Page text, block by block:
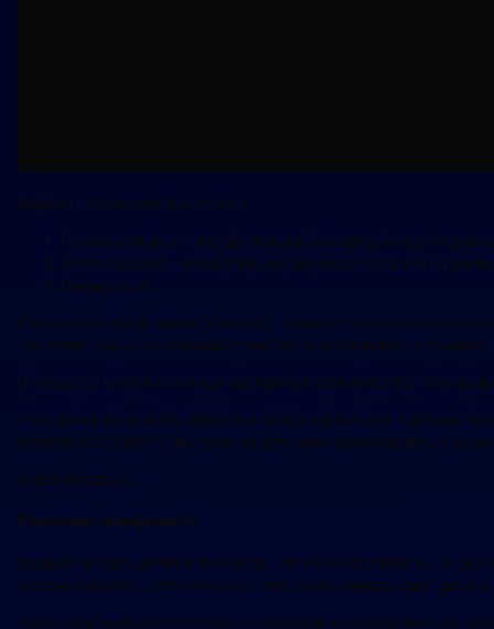
Видами конфликтов выступают:
Горизонтальные – между людьми, находящимися на
Вертикальные – конфликты между подчиненными и
Смешанные.
Разрешение конфликтов возможно, когда оппоненты признают
усилиями. Здесь не помешает умение анализировать
В процессе конфликта люди проявляют свои качества. А по
Нередкими конфликты являются между взрослыми и детьми,
потребностей детей, желании родителями доминировать и
перейти наверх
Решение конфликта
Каждый человек должен понимать, что от конфликтов он не
на разногласиях, непонимании, нежелании слушать друг друга
Одни люди выбирают постоянно агрессивно реагировать на